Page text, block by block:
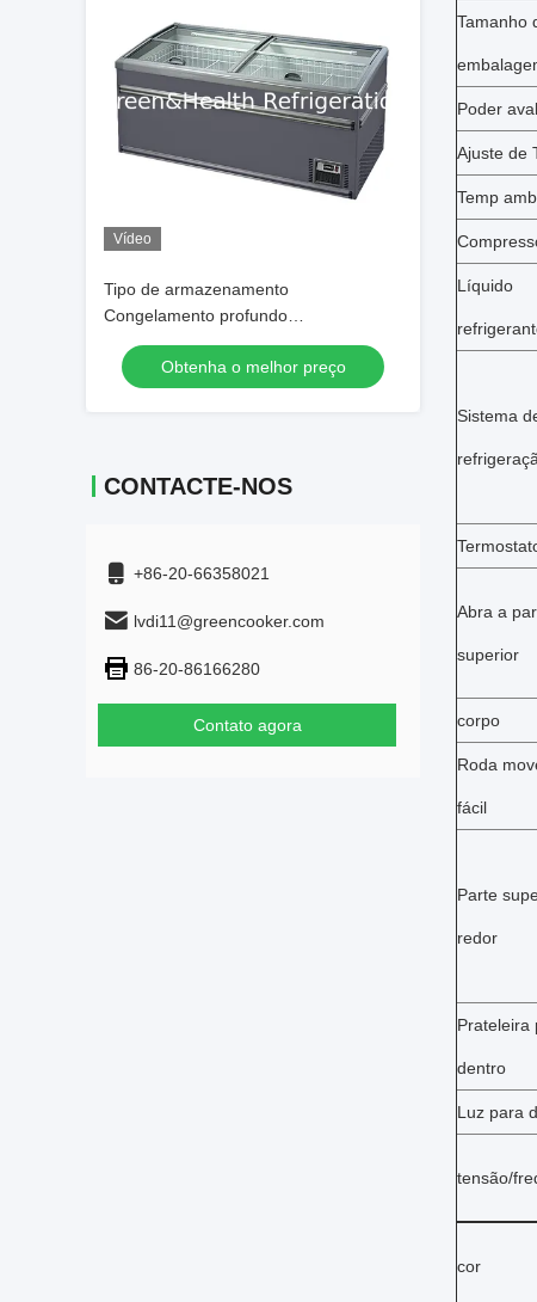
Vídeo
Tipo de armazenamento
Congelamento profundo
Congelamento comercial de
mercadorias em grande escala Ilha de
armazenamento
Obtenha o melhor preço
CONTACTE-NOS
+86-20-66358021
lvdi11@greencooker.com
86-20-86166280
Contato agora
Tamanho
Poder
Ajuste de
Temp
Líquido
Sistema
Abra a
superior
corpo
Roda
fácil
Parte
redor
Prateleira
dentro
Luz para
tensão/
cor